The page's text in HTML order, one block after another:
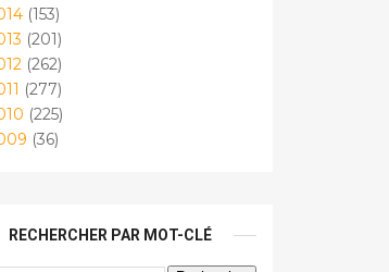
(153)
(201)
(262)
(277)
(225)
(36)
RECHERCHER PAR MOT-CLÉ